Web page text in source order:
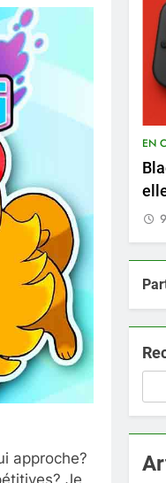
approche?
Je
EN